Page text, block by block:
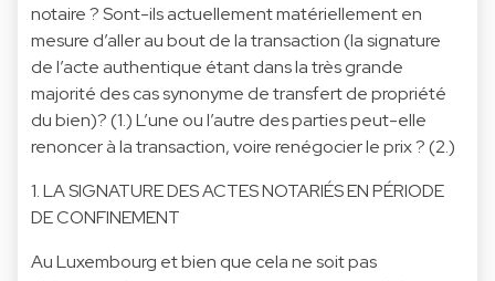
notaire ? Sont-ils actuellement matériellement en
mesure d’aller au bout de la transaction (la signature
de l’acte authentique étant dans la très grande
majorité des cas synonyme de transfert de propriété
du bien)? (1.) L’une ou l’autre des parties peut-elle
renoncer à la transaction, voire renégocier le prix ? (2.)
1. LA SIGNATURE DES ACTES NOTARIÉS EN PÉRIODE
DE CONFINEMENT
Au Luxembourg et bien que cela ne soit pas